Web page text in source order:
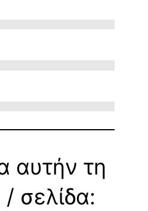
αυτήν τη
σελίδα: